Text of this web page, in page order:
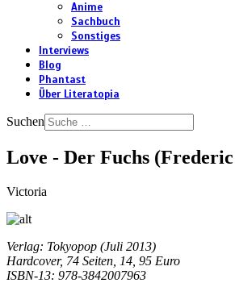
Anime
Sachbuch
Sonstiges
Interviews
Blog
Phantast
Über Literatopia
Suchen
Love - Der Fuchs
Victoria
Verlag: Tokyopop (Juli 2013)
Hardcover, 74 Seiten, 14, 95 Euro
ISBN-13: 978-3842007963